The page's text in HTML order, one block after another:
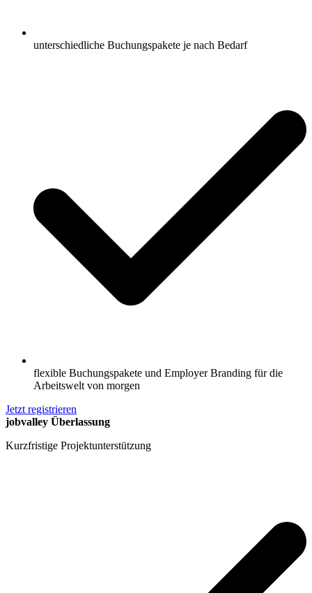
unterschiedliche Buchungspakete je nach Bedarf
flexible Buchungspakete und Employer Branding für die
Arbeitswelt von morgen
Jetzt registrieren
jobvalley Überlassung
Kurzfristige Projektunterstützung